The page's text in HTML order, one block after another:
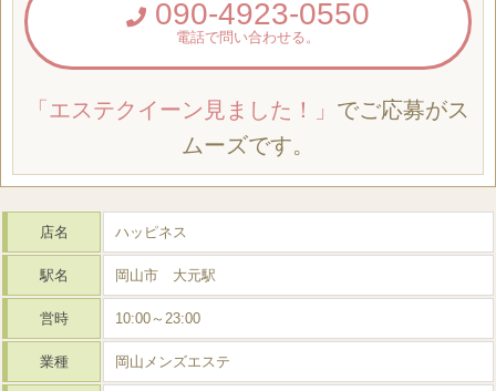
090-4923-0550
電話で問い合わせる。
「エステクイーン見ました！」 でご応募がス
ムーズです。
店名 ハッピネス
駅名 岡山市 大元駅
営時 10:00～23:00
業種 岡山メンズエステ